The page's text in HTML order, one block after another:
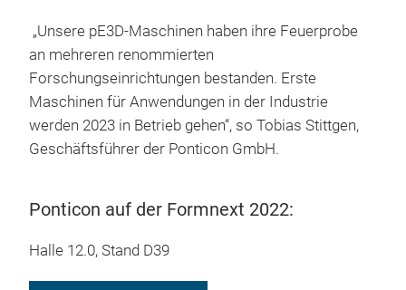
„Unsere pE3D-Maschinen haben ihre Feuerprobe
an mehreren renommierten
Forschungseinrichtungen bestanden. Erste
Maschinen für Anwendungen in der Industrie
werden 2023 in Betrieb gehen“, so Tobias Stittgen,
Geschäftsführer der Ponticon GmbH.
Ponticon auf der Formnext 2022:
Halle 12.0, Stand D39